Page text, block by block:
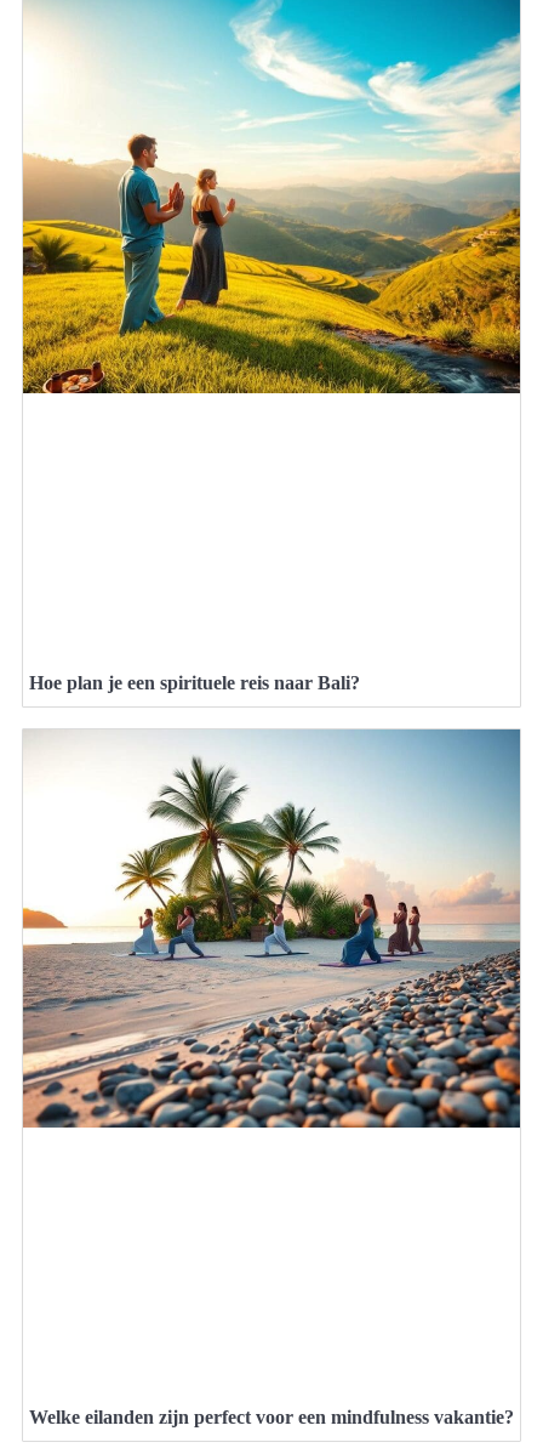
Hoe plan je een spirituele reis naar Bali?
Welke eilanden zijn perfect voor een mindfulness vakantie?